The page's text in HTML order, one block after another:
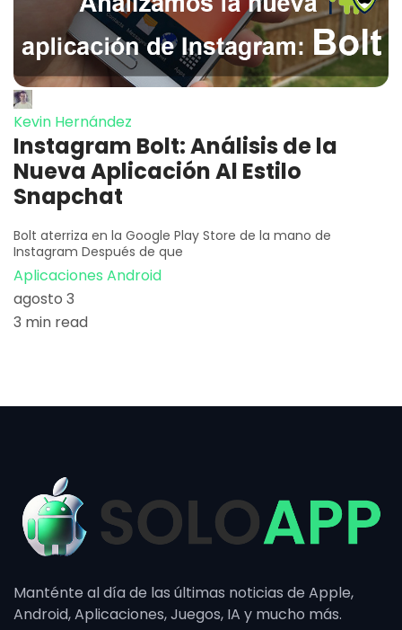
Kevin Hernández
Instagram Bolt: Análisis de la
Nueva Aplicación Al Estilo
Snapchat
Bolt aterriza en la Google Play Store de la mano de
Instagram Después de que
Aplicaciones Android
agosto 3
3 min read
Manténte al día de las últimas noticias de Apple,
Android, Aplicaciones, Juegos, IA y mucho más.